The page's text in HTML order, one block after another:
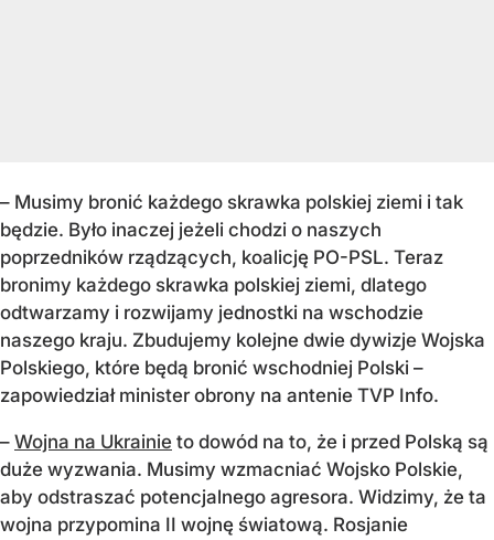
– Musimy bronić każdego skrawka polskiej ziemi i tak
będzie. Było inaczej jeżeli chodzi o naszych
poprzedników rządzących, koalicję PO-PSL. Teraz
bronimy każdego skrawka polskiej ziemi, dlatego
odtwarzamy i rozwijamy jednostki na wschodzie
naszego kraju. Zbudujemy kolejne dwie dywizje Wojska
Polskiego, które będą bronić wschodniej Polski –
zapowiedział minister obrony na antenie TVP Info.
– Wojna na Ukrainie to dowód na to, że i przed Polską są
duże wyzwania. Musimy wzmacniać Wojsko Polskie,
aby odstraszać potencjalnego agresora. Widzimy, że ta
wojna przypomina II wojnę światową. Rosjanie